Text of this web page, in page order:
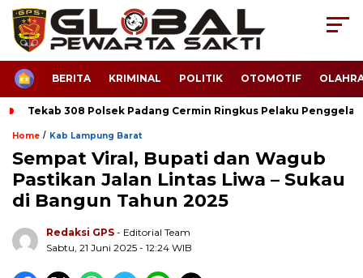
HOMEBERITA KRIMINAL POLITIK OTOMOTIF
Tekab 308 Polsek Padang Cermin Ringkus Pelaku
Home / Kab Lampung Barat
Sempat Viral, Bupati dan Wagub
Pastikan Jalan Lintas Liwa – Sukau
di Bangun Tahun 2025
Redaksi GPS - Editorial Team
Sabtu, 21 Juni 2025 - 12:24 WIB